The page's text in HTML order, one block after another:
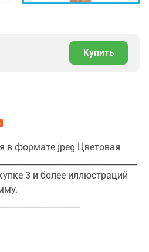
Купить
в формате jpeg Цветовая
3 и более иллюстраций
Данную иллюстрацию
личных и коммерческих